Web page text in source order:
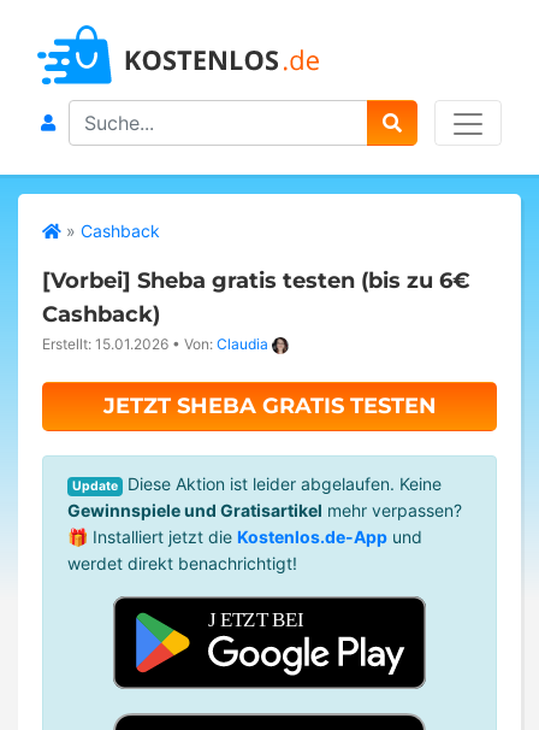
Search
» Cashback
[Vorbei] Sheba gratis testen (bis zu 6€
Cashback)
Erstellt: 15.01.2026 • Von: Claudia
JETZT SHEBA GRATIS TESTEN
Update
Diese Aktion ist leider abgelaufen. Keine
Gewinnspiele und Gratisartikel mehr verpassen?
🎁 Installiert jetzt die Kostenlos.de-App und
werdet direkt benachrichtigt!